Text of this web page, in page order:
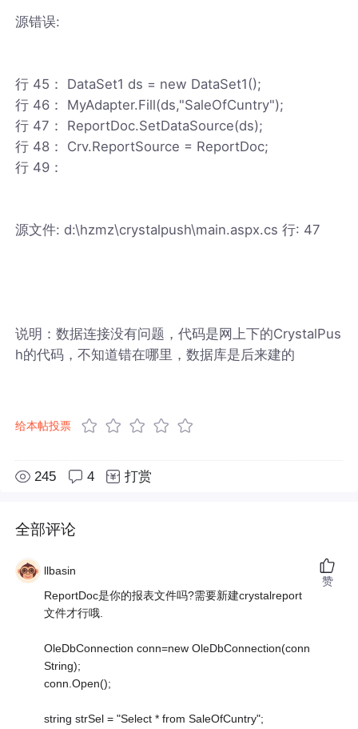
源错误:
行 45： DataSet1 ds = new DataSet1();
行 46： MyAdapter.Fill(ds,"SaleOfCuntry");
行 47： ReportDoc.SetDataSource(ds);
行 48： Crv.ReportSource = ReportDoc;
行 49：
源文件: d:\hzmz\crystalpush\main.aspx.cs 行: 47
说明：数据连接没有问题，代码是网上下的CrystalPus
h的代码，不知道错在哪里，数据库是后来建的
给本帖投票
245 4 打赏
全部评论
llbasin
ReportDoc是你的报表文件吗?需要新建crystalreport
文件才行哦.
OleDbConnection conn=new OleDbConnection(conn
String);
conn.Open();
string strSel = "Select * from SaleOfCuntry";
赞